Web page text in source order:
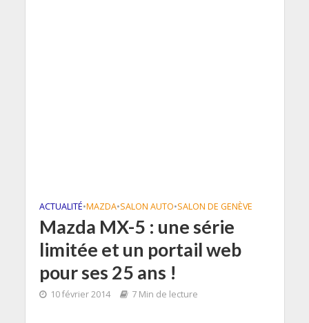
ACTUALITÉ•MAZDA•SALON AUTO•SALON DE GENÈVE
Mazda MX-5 : une série
limitée et un portail web
pour ses 25 ans !
10 février 2014 7 Min de lecture